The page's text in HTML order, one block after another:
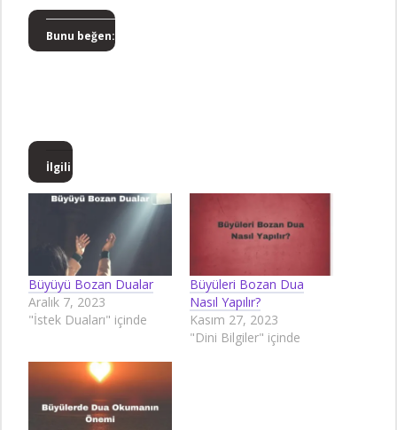
Bunu beğen:
İlgili
Büyüyü Bozan Dualar
Aralık 7, 2023
"İstek Duaları" içinde
Büyüleri Bozan Dua
Nasıl Yapılır?
Kasım 27, 2023
"Dini Bilgiler" içinde